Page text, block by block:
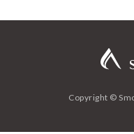
Copyright ©